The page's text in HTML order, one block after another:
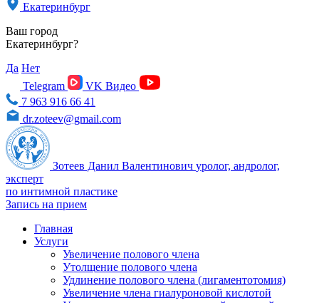
Екатеринбург
Ваш город
Екатеринбург?
Да Нет
Telegram
VK Видео
7 963 916 66 41
dr.zoteev@gmail.com
Зотеев Данил Валентинович уролог, андролог,
эксперт
по интимной пластике
Запись на прием
Главная
Услуги
Увеличение полового члена
Утолщение полового члена
Удлинение полового члена (лигаментотомия)
Увеличение члена гиалуроновой кислотой